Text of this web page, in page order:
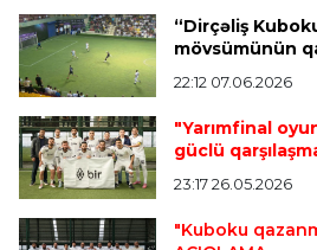
Mourinyodan Vinisiusla bağlı
optimal formasında deyil”
Transfer 21:55 09.08.2026
“Mançester Yunayted” və
Liqanın bombardirini istəyir
“Dirçəliş
mövsümünün
22:12 07.06.2026
"Yarımfinal
güclü
23:17 26.05.2026
"Kuboku